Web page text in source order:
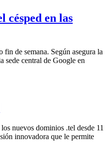
césped en las
de semana. Según asegura la
sede central de Google en
nuevos dominios .tel desde 11
innovadora que le permite